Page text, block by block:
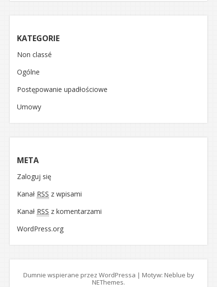
KATEGORIE
Non classé
Ogólne
Postępowanie upadłościowe
Umowy
META
Zaloguj się
Kanał RSS z wpisami
Kanał RSS z komentarzami
WordPress.org
Dumnie wspierane przez WordPressa | Motyw: Neblue by
NEThemes.